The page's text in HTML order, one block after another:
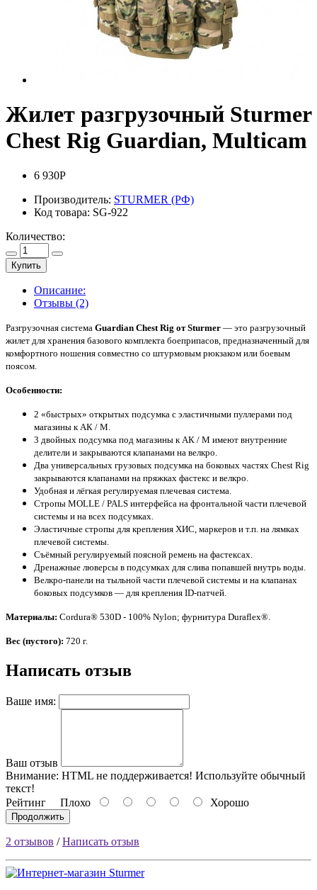
Жилет разгрузочный Sturmer
Chest Rig Guardian, Multicam
6 930Р
Производитель: STURMER (РФ)
Код товара: SG-922
Количество:
Купить
Описание:
Отзывы (2)
Разгрузочная система Guardian Chest Rig от Sturmer — это разгрузочный
жилет для хранения базового комплекта боеприпасов, предназначенный для
комфортного ношения совместно со штурмовым рюкзаком или боевым
поясом.
Особенности:
2 «быстрых» открытых подсумка с эластичными пуллерами под
магазины к АК / М.
3 двойных подсумка под магазины к АК / М имеют внутренние
делители и закрываются клапанами на велкро.
Два универсальных грузовых подсумка на боковых частях Chest Rig
закрываются клапанами на пряжках фастекс и велкро.
Удобная и лёгкая регулируемая плечевая система.
Стропы MOLLE / PALS интерфейса на фронтальной части плечевой
системы и на всех подсумках.
Эластичные стропы для крепления ХИС, маркеров и т.п. на лямках
плечевой системы.
Съёмный регулируемый поясной ремень на фастексах.
Дренажные люверсы в подсумках для слива попавшей внутрь воды.
Велкро-панели на тыльной части плечевой системы и на клапанах
боковых подсумков — для крепления ID-патчей.
Материалы: Cordura® 530D - 100% Nylon; фурнитура Duraflex®.
Вес (пустого): 720 г.
Написать отзыв
Ваше имя:
Ваш отзыв
Внимание: HTML не поддерживается! Используйте обычный
текст!
Рейтинг Плохо Хорошо
Продолжить
2 отзывов /Написать отзыв